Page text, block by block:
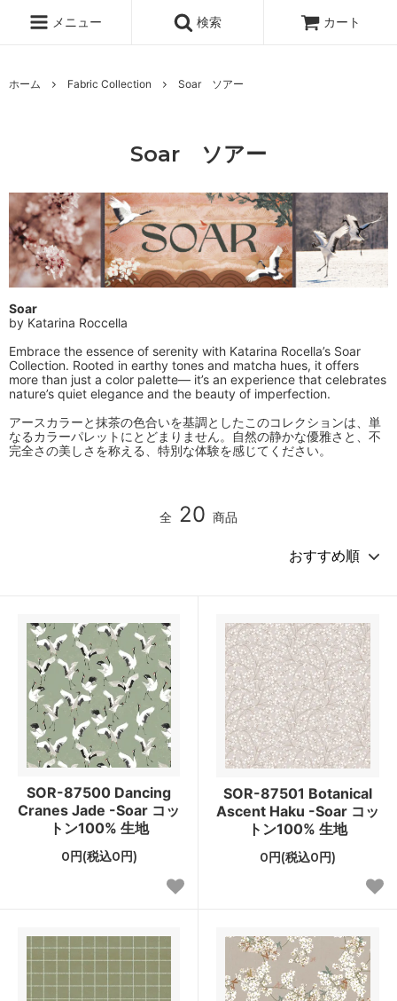
メニュー 検索 カート
ホーム Fabric Collection Soar ソアー
Soar ソアー
Soar
by Katarina Roccella
Embrace the essence of serenity with Katarina Rocella’s Soar
Collection. Rooted in earthy tones and matcha hues, it offers
more than just a color palette— it’s an experience that celebrates
nature’s quiet elegance and the beauty of imperfection.
アースカラーと抹茶の色合いを基調としたこのコレクションは、単
なるカラーパレットにとどまりません。自然の静かな優雅さと、不
完全さの美しさを称える、特別な体験を感じてください。
全 20 商品
SOR-87500 Dancing
Cranes Jade -Soar コッ
トン100% 生地
0円(税込0円)
SOR-87501 Botanical
Ascent Haku -Soar コッ
トン100% 生地
0円(税込0円)